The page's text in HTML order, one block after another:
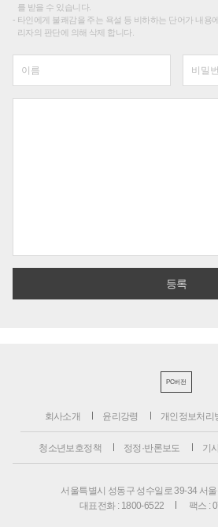
를 받을 수 있습니다.
타인에게 불쾌감을 주는 욕설 등 비하하는 단어가 내용
리자의 판단에 의해 삭제 합니다.
PC버전
회사소개 윤리강령 개인정보처리
청소년보호정책 정정·반론보도 기
서울특별시 성동구 성수일로 39-34 서
대표전화 : 1800-6522
팩스 :